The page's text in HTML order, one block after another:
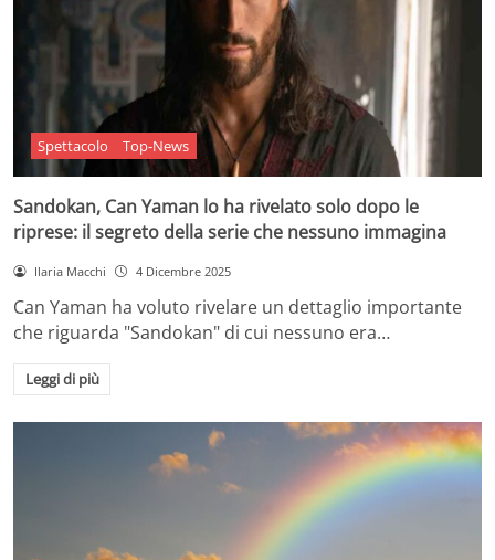
Spettacolo Top-News
Sandokan, Can Yaman lo ha rivelato solo dopo le
riprese: il segreto della serie che nessuno immagina
Ilaria Macchi 4 Dicembre 2025
Can Yaman ha voluto rivelare un dettaglio importante
che riguarda "Sandokan" di cui nessuno era…
Leggi di più